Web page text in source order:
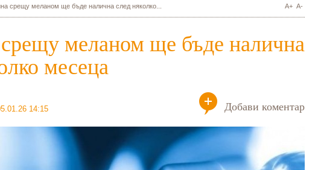
срещу меланом ще бъде налична след няколко... A+ A-
меланом ще бъде налична
месеца
14:15 Добави коментар